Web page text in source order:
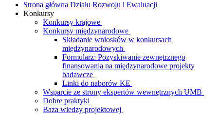
Strona główna Działu Rozwoju i Ewaluacji
Konkursy
Konkursy krajowe
Konkursy międzynarodowe
Składanie wniosków w konkursach
międzynarodowych
Formularz: Pozyskiwanie zewnętrznego
finansowania na międzynarodowe projekty
badawcze
Linki do naborów KE
Wsparcie ze strony ekspertów wewnętrznych UMB
Dobre praktyki
Baza wiedzy projektowej